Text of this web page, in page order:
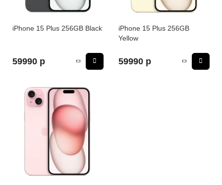
iPhone 15 Plus 256GB Black
59990 р
iPhone 15 Plus 256GB
Yellow
59990 р